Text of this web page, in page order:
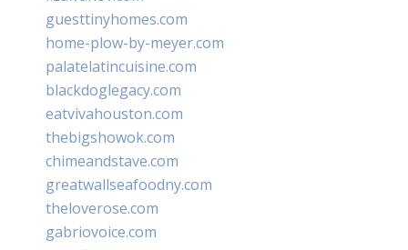
guesttinyhomes.com
home-plow-by-meyer.com
palatelatincuisine.com
blackdoglegacy.com
eatvivahouston.com
thebigshowok.com
chimeandstave.com
greatwallseafoodny.com
theloverose.com
gabriovoice.com